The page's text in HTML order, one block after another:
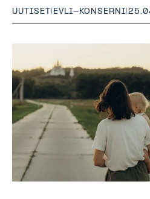
UUTISET EVLI-KONSERNI |